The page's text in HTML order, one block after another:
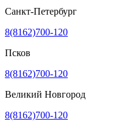
Санкт-Петербург
8(8162)700-120
Псков
8(8162)700-120
Великий Новгород
8(8162)700-120